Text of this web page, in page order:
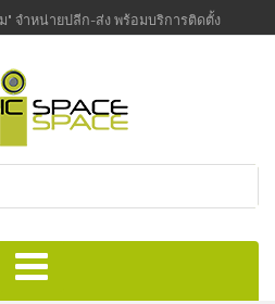
จำหน่ายปลีก-ส่ง พร้อมบริการติดตั้ง